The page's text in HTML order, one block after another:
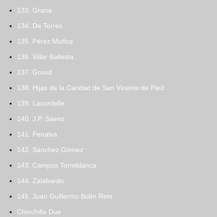
133. Grana
134. De Torres
135. Pérez Muñoz
136. Villar Ballesta
137. Grund
138. Hijas de la Caridad de San Vicente de Paúl
139. Lacordelle
140. J.P. Sáenz
141. Penalva
142. Sánchez Gómez
143. Campos Torreblanca
144. Zalabardo
145. Juan Guillermo Bolín Rein
Chinchilla Due